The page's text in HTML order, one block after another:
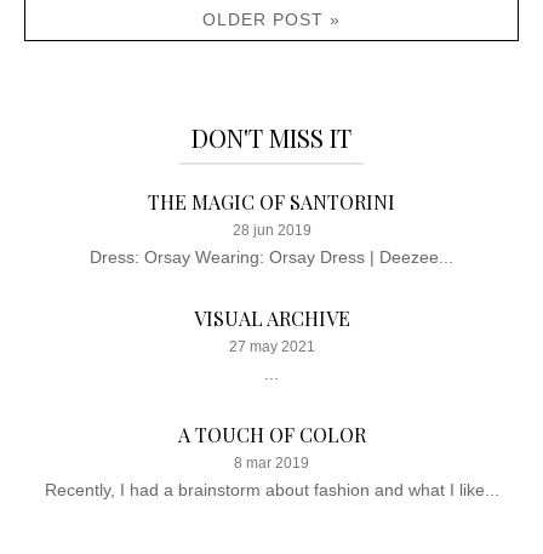
OLDER POST »
DON'T MISS IT
THE MAGIC OF SANTORINI
28 jun 2019
Dress: Orsay Wearing: Orsay Dress | Deezee...
VISUAL ARCHIVE
27 may 2021
A TOUCH OF COLOR
8 mar 2019
Recently, I had a brainstorm about fashion and what I like...